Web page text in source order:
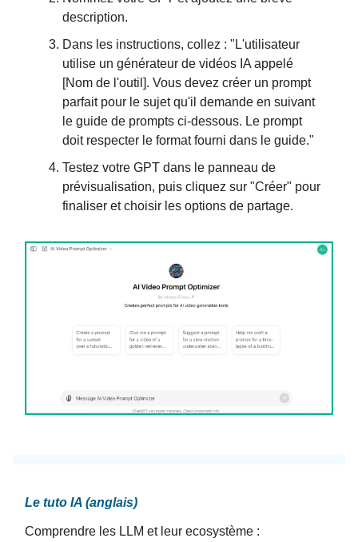
description.
Dans les instructions, collez : "L'utilisateur
utilise un générateur de vidéos IA appelé
[Nom de l'outil]. Vous devez créer un prompt
parfait pour le sujet qu'il demande en suivant
le guide de prompts ci-dessous. Le prompt
doit respecter le format fourni dans le guide."
Testez votre GPT dans le panneau de
prévisualisation, puis cliquez sur "Créer" pour
finaliser et choisir les options de partage.
Le tuto IA (anglais)
Comprendre les LLM et leur ecosystème :